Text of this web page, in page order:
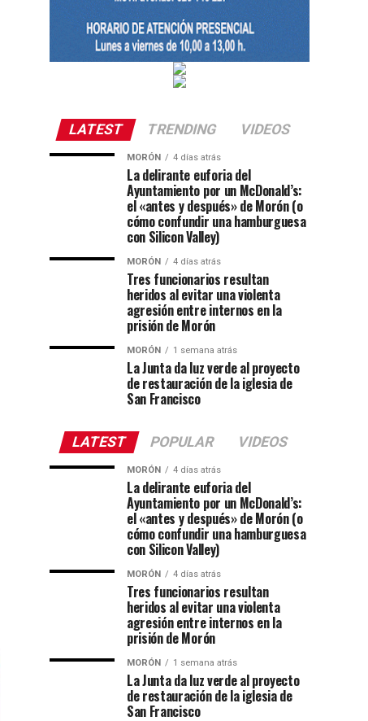
LATEST TRENDING VIDEOS
MORÓN 4 días atrás
La delirante euforia del
Ayuntamiento por un McDonald’s:
el «antes y después» de Morón (o
cómo confundir una hamburguesa
con Silicon Valley)
MORÓN 4 días atrás
Tres funcionarios resultan
heridos al evitar una violenta
agresión entre internos en la
prisión de Morón
MORÓN 1 semana atrás
La Junta da luz verde al proyecto
de restauración de la iglesia de
San Francisco
LATEST POPULAR VIDEOS
MORÓN 4 días atrás
La delirante euforia del
Ayuntamiento por un McDonald’s:
el «antes y después» de Morón (o
cómo confundir una hamburguesa
con Silicon Valley)
MORÓN 4 días atrás
Tres funcionarios resultan
heridos al evitar una violenta
agresión entre internos en la
prisión de Morón
MORÓN 1 semana atrás
La Junta da luz verde al proyecto
de restauración de la iglesia de
San Francisco